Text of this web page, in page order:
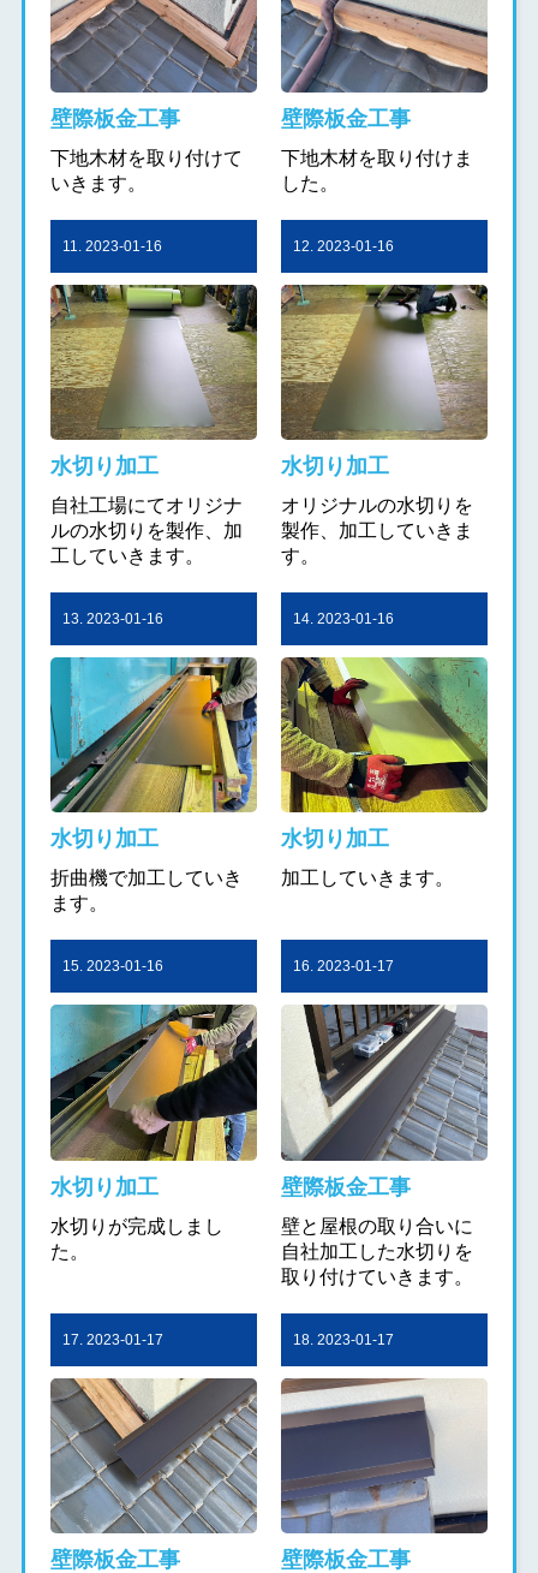
壁際板金工事
下地木材を取り付けて
いきます。
壁際板金工事
下地木材を取り付けま
した。
11. 2023-01-16
水切り加工
自社工場にてオリジナ
ルの水切りを製作、加
工していきます。
12. 2023-01-16
水切り加工
オリジナルの水切りを
製作、加工していきま
す。
13. 2023-01-16
水切り加工
折曲機で加工していき
ます。
14. 2023-01-16
水切り加工
加工していきます。
15. 2023-01-16
水切り加工
水切りが完成しまし
た。
16. 2023-01-17
壁際板金工事
壁と屋根の取り合いに
自社加工した水切りを
取り付けていきます。
17. 2023-01-17
壁際板金工事
18. 2023-01-17
壁際板金工事